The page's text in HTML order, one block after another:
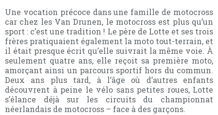
Une vocation précoce dans une famille de motocross
car chez les Van Drunen, le motocross est plus qu’un
sport : c’est une tradition ! Le père de Lotte et ses trois
frères pratiquaient également la moto tout-terrain, et
il était presque écrit qu’elle suivrait la même voie. À
seulement quatre ans, elle reçoit sa première moto,
amorçant ainsi un parcours sportif hors du commun.
Deux ans plus tard, à l’âge où d’autres enfants
découvrent à peine le vélo sans petites roues, Lotte
s’élance déjà sur les circuits du championnat
néerlandais de motocross – face à des garçons.